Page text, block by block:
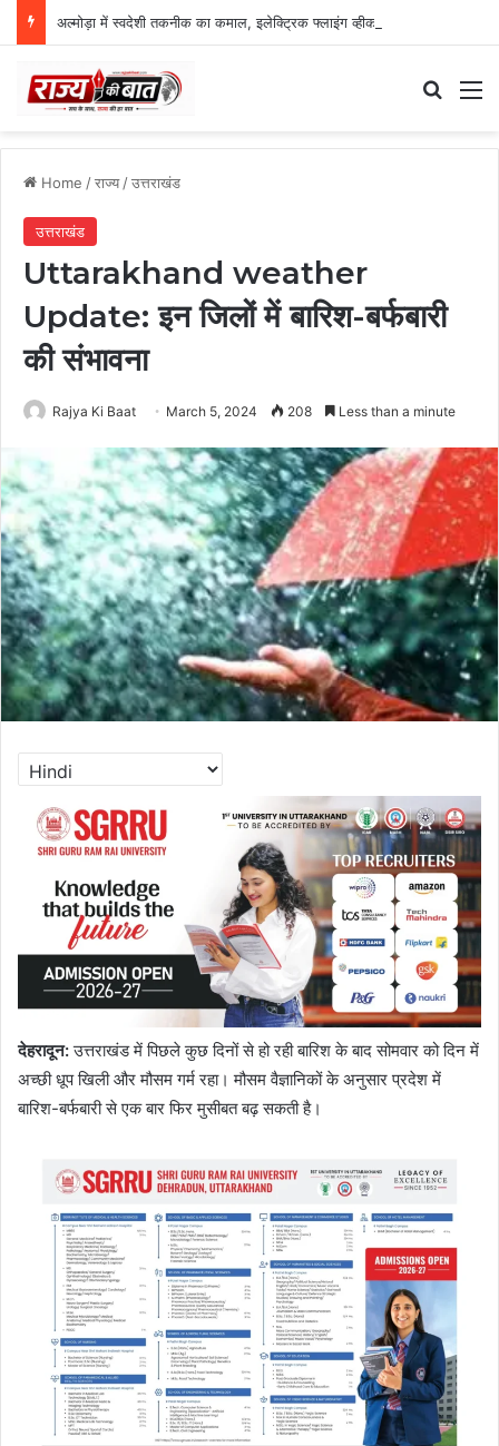
Home /राज्य/उत्तराखंड
उत्तराखंड
Uttarakhand weather
Update: इन जिलों में बारिश-बर्फबारी
की संभावना
Rajya Ki Baat March 5, 2024 208 Less than a minute
देहरादून:उत्तराखंड में पिछले कुछ दिनों से हो रही बारिश के बाद सोमवार को दिन में
अच्छी धूप खिली और मौसम गर्म रहा। मौसम वैज्ञानिकों के अनुसार प्रदेश में
बारिश-बर्फबारी से एक बार फिर मुसीबत बढ़ सकती है।